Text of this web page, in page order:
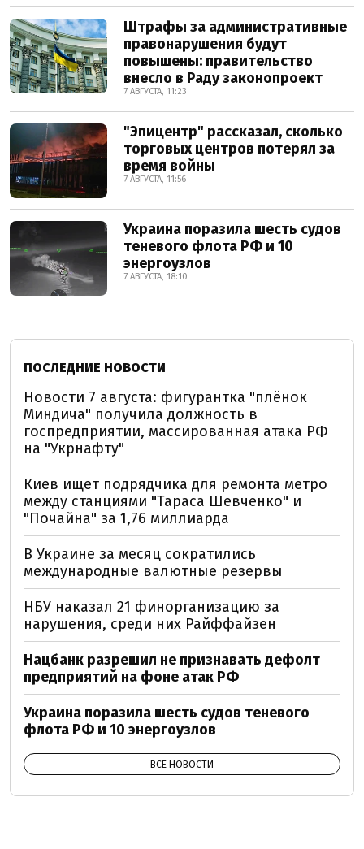
Штрафы за административные
правонарушения будут
повышены: правительство
внесло в Раду законопроект
7 АВГУСТА, 11:23
"Эпицентр" рассказал, сколько
торговых центров потерял за
время войны
7 АВГУСТА, 11:56
Украина поразила шесть судов
теневого флота РФ и 10
энергоузлов
7 АВГУСТА, 18:10
ПОСЛЕДНИЕ НОВОСТИ
Новости 7 августа: фигурантка "плёнок
Миндича" получила должность в
госпредприятии, массированная атака РФ
на "Укрнафту"
Киев ищет подрядчика для ремонта метро
между станциями "Тараса Шевченко" и
"Почайна" за 1,76 миллиарда
В Украине за месяц сократились
международные валютные резервы
НБУ наказал 21 финорганизацию за
нарушения, среди них Райффайзен
Нацбанк разрешил не признавать дефолт
предприятий на фоне атак РФ
Украина поразила шесть судов теневого
флота РФ и 10 энергоузлов
ВСЕ НОВОСТИ